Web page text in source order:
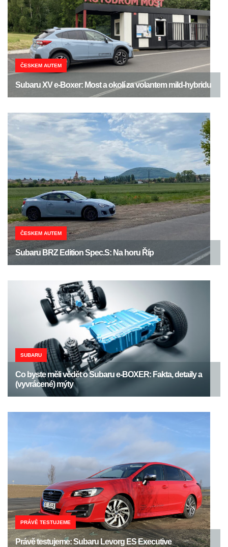
ČESKEM AUTEM
Subaru XV e-Boxer: Most a okolí za volantem mild-hybridu
ČESKEM AUTEM
Subaru BRZ Edition Spec.S: Na horu Říp
SUBARU
Co byste měli vědět o Subaru e-BOXER: Fakta, detaily a
(vyvrácené) mýty
PRÁVĚ TESTUJEME
Právě testujeme: Subaru Levorg ES Executive